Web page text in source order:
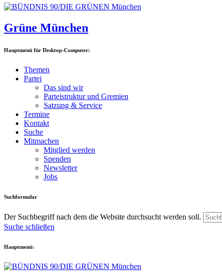
Grüne München
Hauptmenü für Desktop-Computer:
Themen
Partei
Das sind wir
Parteistruktur und Gremien
Satzung & Service
Termine
Kontakt
Suche
Mitmachen
Mitglied werden
Spenden
Newsletter
Jobs
Suchformular
Der Suchbegriff nach dem die Website durchsucht werden soll.
Suche schließen
Hauptmenü: